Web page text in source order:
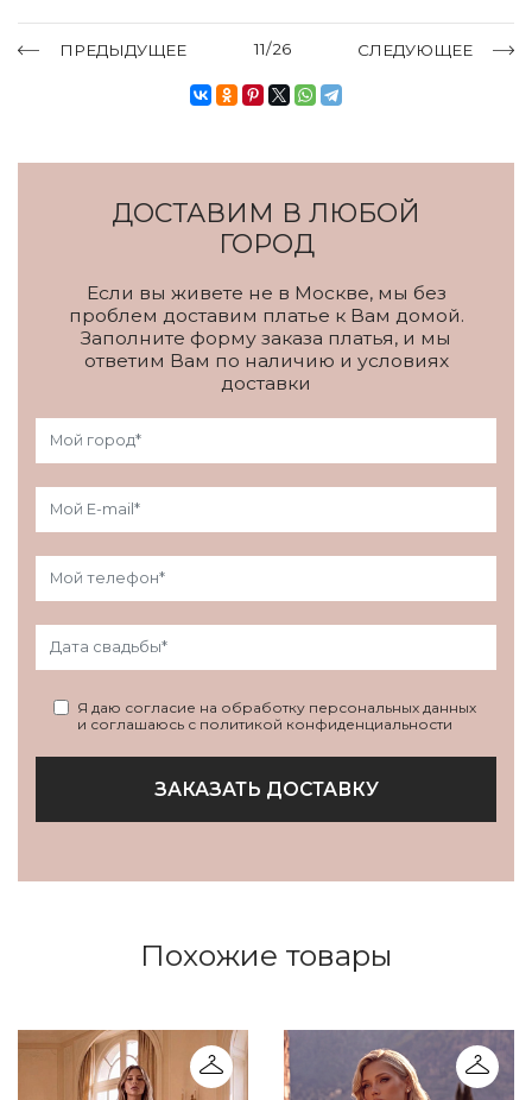
ПРЕДЫДУЩЕЕ 11/26 СЛЕДУЮЩЕЕ
ДОСТАВИМ В ЛЮБОЙ
ГОРОД
Если вы живете не в Москве, мы без
проблем доставим платье к Вам домой.
Заполните форму заказа платья, и мы
ответим Вам по наличию и условиях
доставки
Я даю согласие на обработку персональных данных
и соглашаюсь с политикой конфиденциальности
ЗАКАЗАТЬ ДОСТАВКУ
Похожие товары